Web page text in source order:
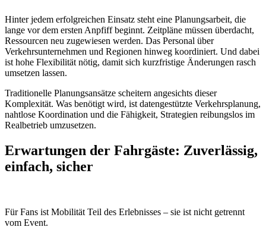
Hinter jedem erfolgreichen Einsatz steht eine Planungsarbeit, die
lange vor dem ersten Anpfiff beginnt. Zeitpläne müssen überdacht,
Ressourcen neu zugewiesen werden. Das Personal über
Verkehrsunternehmen und Regionen hinweg koordiniert. Und dabei
ist hohe Flexibilität nötig, damit sich kurzfristige Änderungen rasch
umsetzen lassen.
Traditionelle Planungsansätze scheitern angesichts dieser
Komplexität. Was benötigt wird, ist datengestützte Verkehrsplanung,
nahtlose Koordination und die Fähigkeit, Strategien reibungslos im
Realbetrieb umzusetzen.
Erwartungen der Fahrgäste: Zuverlässig,
einfach, sicher
Für Fans ist Mobilität Teil des Erlebnisses – sie ist nicht getrennt
vom Event.